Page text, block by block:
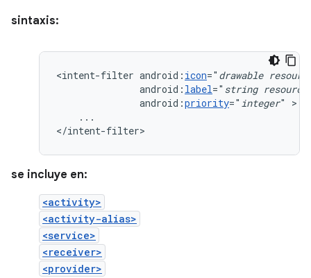
sintaxis:
<intent-filter android: icon=" drawable
android: label=" string resource
android:priority=" integer"
...
</intent-filter>
se incluye en:
<activity>
<activity-alias>
<service>
<receiver>
<provider>